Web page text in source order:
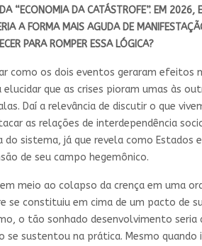
“ECONOMIA DA CATÁSTROFE”. EM 2026,
A FORMA MAIS AGUDA DE
PARA ROMPER ESSA LÓGICA?
como os dois eventos geraram efeitos
que as crises pioram umas às
Daí a relevância de discutir o que
as relações de interdependência
sistema, já que revela como Estados
de seu campo hegemônico.
meio ao colapso da crença em uma
se constituiu em cima de um pacto de
o tão sonhado desenvolvimento seria
se sustentou na prática. Mesmo quando